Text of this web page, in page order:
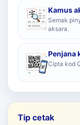
Kamus
Semak
aksara.
Penjana
Cipta kod
Tip cetak